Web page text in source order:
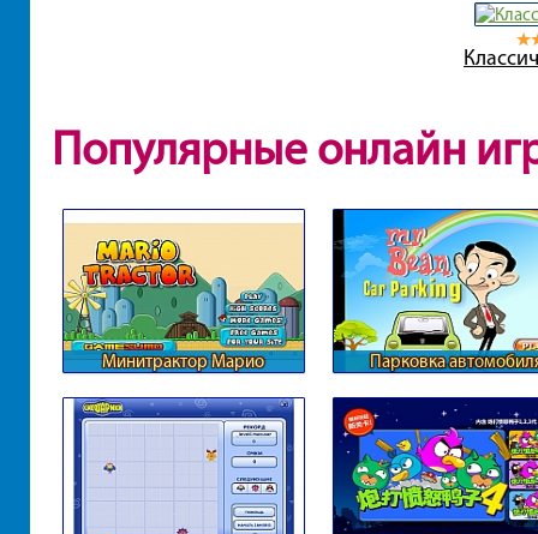
Популярные онлайн
Минитрактор Марио
Парковка